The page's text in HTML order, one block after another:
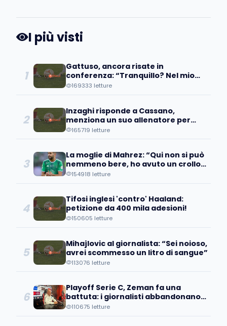
I più visti
1
Gattuso, ancora risate in
conferenza: “Tranquillo? Nel mio
paese sei morto”
169333 letture
2
Inzaghi risponde a Cassano,
menziona un suo allenatore per
stopparlo
165719 letture
3
La moglie di Mahrez: “Qui non si può
nemmeno bere, ho avuto un crollo
e…”
154918 letture
4
Tifosi inglesi 'contro' Haaland:
petizione da 400 mila adesioni!
150605 letture
5
Mihajlovic al giornalista: “Sei noioso,
avrei scommesso un litro di sangue”
113076 letture
6
Playoff Serie C, Zeman fa una
battuta: i giornalisti abbandonano
la sala stampa
110675 letture